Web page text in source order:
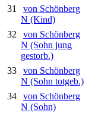
31
von Schönberg
N (Kind)
32
von Schönberg
N (Sohn jung
gestorb.)
33
von Schönberg
N (Sohn totgeb.)
34
von Schönberg
N (Sohn)